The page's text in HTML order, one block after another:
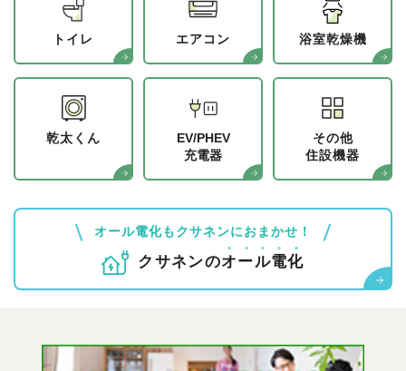
トイレ エアコン 浴室乾燥機
乾太くん
EV/PHEV
充電器
その他
住設機器
オール電化もクサネンにおまかせ！
クサネンのオール電化